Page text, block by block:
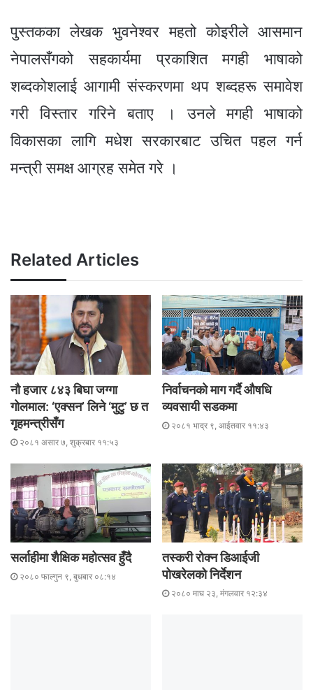
पुस्तकका लेखक भुवनेश्वर महतो कोइरीले आसमान
नेपालसँगको सहकार्यमा प्रकाशित मगही भाषाको
शब्दकोशलाई आगामी संस्करणमा थप शब्दहरू समावेश
गरी विस्तार गरिने बताए । उनले मगही भाषाको
विकासका लागि मधेश सरकारबाट उचित पहल गर्न
मन्त्री समक्ष आग्रह समेत गरे ।
Related Articles
नौ हजार ८४३ बिघा जग्गा
गोलमाल: ‘एक्सन’ लिने ‘मुटु’ छ त
गृहमन्त्रीसँग
२०८१ असार ७, शुक्रबार ११:५३
निर्वाचनको माग गर्दै औषधि
व्यवसायी सडकमा
२०८१ भाद्र ९, आईतवार ११:४३
सर्लाहीमा शैक्षिक महोत्सव हुँदै
२०८० फाल्गुन ९, बुधबार ०८:१४
तस्करी रोक्न डिआईजी
पोखरेलको निर्देशन
२०८० माघ २३, मंगलवार १२:३४